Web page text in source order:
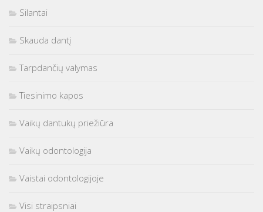
Silantai
Skauda dantį
Tarpdančių valymas
Tiesinimo kapos
Vaikų dantukų priežiūra
Vaikų odontologija
Vaistai odontologijoje
Visi straipsniai